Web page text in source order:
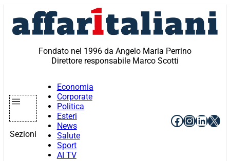
contenuto
Fondato nel 1996 da Angelo Maria Perrino
Direttore responsabile Marco Scotti
Sezioni
Economia
Corporate
Politica
Esteri
News
Salute
Sport
AI TV
Facebook
X